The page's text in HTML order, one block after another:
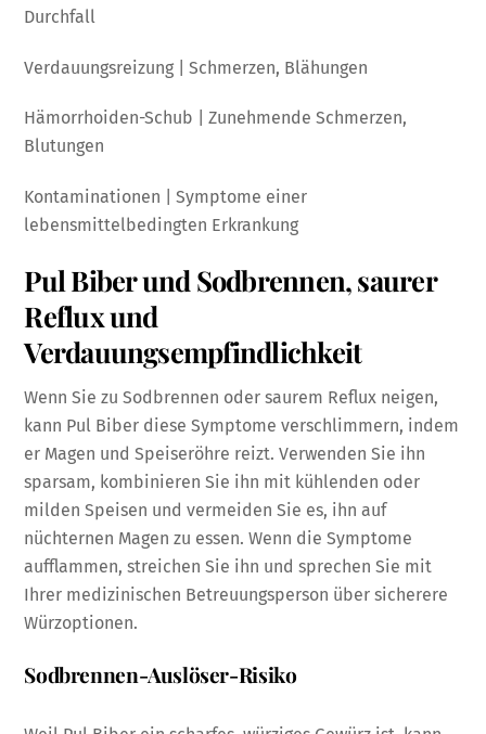
Durchfall
Verdauungsreizung | Schmerzen, Blähungen
Hämorrhoiden-Schub | Zunehmende Schmerzen,
Blutungen
Kontaminationen | Symptome einer
lebensmittelbedingten Erkrankung
Pul Biber und Sodbrennen, saurer
Reflux und
Verdauungsempfindlichkeit
Wenn Sie zu Sodbrennen oder saurem Reflux neigen,
kann Pul Biber diese Symptome verschlimmern, indem
er Magen und Speiseröhre reizt. Verwenden Sie ihn
sparsam, kombinieren Sie ihn mit kühlenden oder
milden Speisen und vermeiden Sie es, ihn auf
nüchternen Magen zu essen. Wenn die Symptome
aufflammen, streichen Sie ihn und sprechen Sie mit
Ihrer medizinischen Betreuungsperson über sicherere
Würzoptionen.
Sodbrennen-Auslöser-Risiko